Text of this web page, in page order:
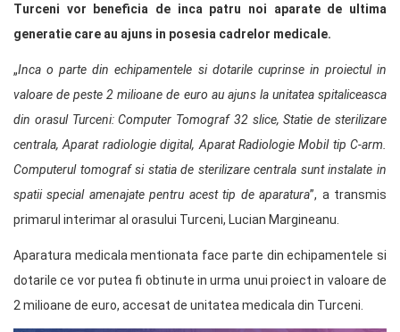
Turceni vor beneficia de inca patru noi aparate de ultima
generatie care au ajuns in posesia cadrelor medicale.
„Inca o parte din echipamentele si dotarile cuprinse in proiectul in
valoare de peste 2 milioane de euro au ajuns la unitatea spitaliceasca
din orasul Turceni: Computer Tomograf 32 slice, Statie de sterilizare
centrala, Aparat radiologie digital, Aparat Radiologie Mobil tip C-arm.
Computerul tomograf si statia de sterilizare centrala sunt instalate in
spatii special amenajate pentru acest tip de aparatura”, a transmis
primarul interimar al orasului Turceni, Lucian Margineanu.
Aparatura medicala mentionata face parte din echipamentele si
dotarile ce vor putea fi obtinute in urma unui proiect in valoare de
2 milioane de euro, accesat de unitatea medicala din Turceni.